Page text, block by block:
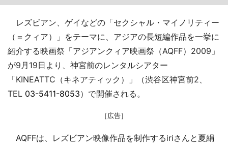
レズビアン、ゲイなどの「セクシャル・マイノリティー
（＝クィア）」をテーマに、アジアの長短編作品を一挙に
紹介する映画祭「アジアンクィア映画祭（AQFF）2009」
が9月19日より、神宮前のレンタルシアター
「KINEATTC（キネアティック）」（渋谷区神宮前2、
TEL 03-5411-8053）で開催される。
［広告］
AQFFは、レズビアン映像作品を制作するiriさんと夏絹